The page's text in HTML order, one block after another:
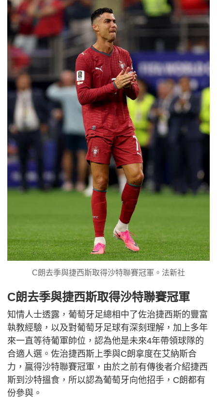
C朗去季與捷西斯取得沙特聯賽冠軍。法新社
C朗去季與捷西斯取得沙特聯賽冠軍
知情人士透露，葡萄牙足總相中了佐治捷西斯的豐富
執教經驗，以及對葡萄牙足球有深刻理解，加上多年
來一直等待葡軍帥位，認為他是未來4年帶領球隊的
合適人選。佐治捷西斯上季與C朗拿度在艾納斯合
力，贏得沙特聯賽冠軍，由於之前有傳後者介紹捷西
斯到沙特搵食，所以認為葡萄牙向他招手，C朗都有
份參與。